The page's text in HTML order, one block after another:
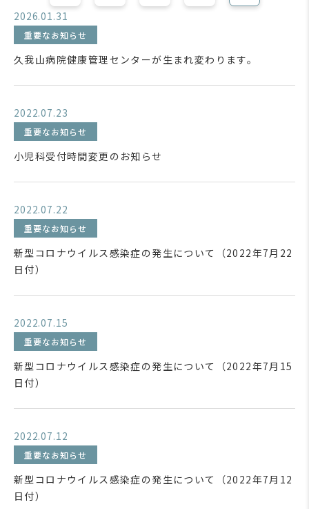
2026.01.31
重要なお知らせ
久我山病院健康管理センターが生まれ変わります。
2022.07.23
重要なお知らせ
小児科受付時間変更のお知らせ
2022.07.22
重要なお知らせ
新型コロナウイルス感染症の発生について（2022年7月22
日付）
2022.07.15
重要なお知らせ
新型コロナウイルス感染症の発生について（2022年7月15
日付）
2022.07.12
重要なお知らせ
新型コロナウイルス感染症の発生について（2022年7月12
日付）